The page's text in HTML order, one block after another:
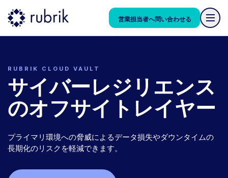
営業担当者へ問い合わせる
RUBRIK CLOUD VAULT
サイバーレジリエンス
のオフサイトレイヤー
プライマリ環境への脅威によるデータ損失やダウンタイムの
長期化のリスクを軽減できます。